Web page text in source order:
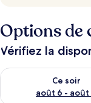
Options de
Vérifiez la
Ce soir
août 6 - août
Vérifier la